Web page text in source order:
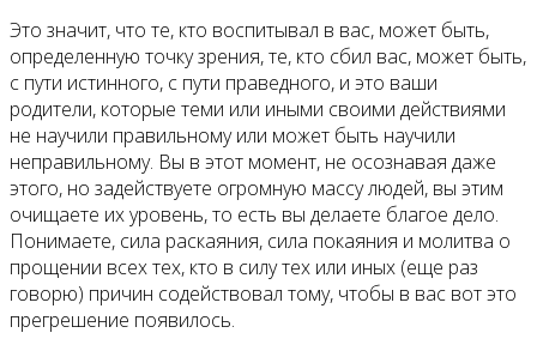
Это значит, что те, кто воспитывал в вас, может быть,
определенную точку зрения, те, кто сбил вас, может быть,
с пути истинного, с пути праведного, и это ваши
родители, которые теми или иными своими действиями
не научили правильному или может быть научили
неправильному. Вы в этот момент, не осознавая даже
этого, но задействуете огромную массу людей, вы этим
очищаете их уровень, то есть вы делаете благое дело.
Понимаете, сила раскаяния, сила покаяния и молитва о
прощении всех тех, кто в силу тех или иных (еще раз
говорю) причин содействовал тому, чтобы в вас вот это
прегрешение появилось.